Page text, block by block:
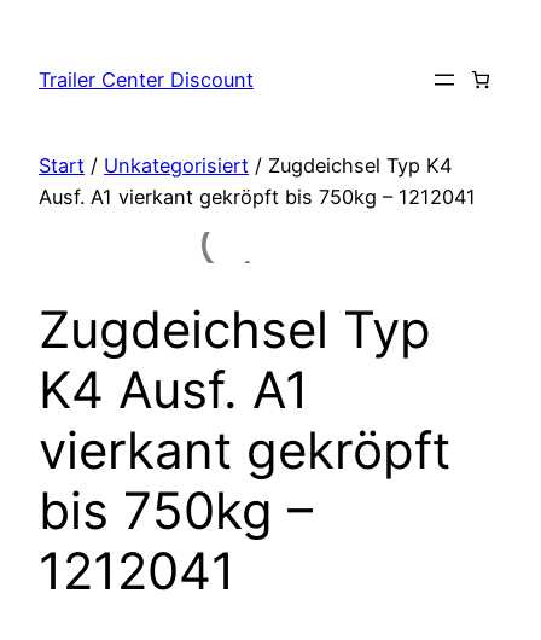
springen
Trailer Center Discount
Start / Unkategorisiert / Zugdeichsel Typ K4
Ausf. A1 vierkant gekröpft bis 750kg – 1212041
Zugdeichsel Typ
K4 Ausf. A1
vierkant gekröpft
bis 750kg –
1212041